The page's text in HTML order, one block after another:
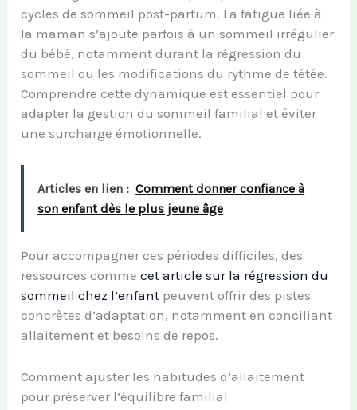
cycles de sommeil post-partum. La fatigue liée à
la maman s’ajoute parfois à un sommeil irrégulier
du bébé, notamment durant la régression du
sommeil ou les modifications du rythme de tétée.
Comprendre cette dynamique est essentiel pour
adapter la gestion du sommeil familial et éviter
une surcharge émotionnelle.
Articles en lien : Comment donner confiance à
son enfant dès le plus jeune âge
Pour accompagner ces périodes difficiles, des
ressources commecet article sur la régression du
sommeil chez l’enfant peuvent offrir des pistes
concrètes d’adaptation, notamment en conciliant
allaitement et besoins de repos.
Comment ajuster les habitudes d’allaitement
pour préserver l’équilibre familial